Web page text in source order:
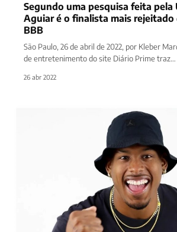
Segundo uma pesquisa feita pela
Aguiar é o finalista mais
BBB
São Paulo, 26 de abril de 2022, por Kleber
de entretenimento do site Diário Prime traz…
26 abr 2022